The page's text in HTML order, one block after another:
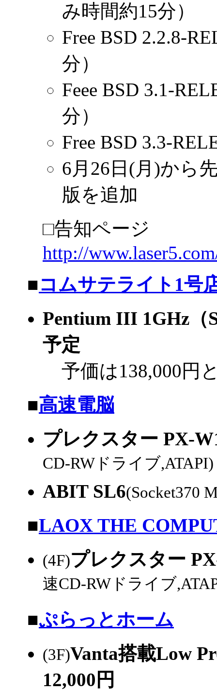
み時間約15分）
Free BSD 2.2.8-
分）
Feee BSD 3.1-
分）
Free BSD 3.3-
6月26日(月)から
版を追加
□告知ページ
http://
■コムサテライト1号
Pentium III 1GHz（
予定
予価は138,000円
■高速電脳
プレクスター PX-
CD-RWドライブ,ATAPI)
ABIT SL6(Socket370
■LAOX THE
(4F)プレクスター
速CD-RWドライブ
■ぷらっとホーム
(3F)Vanta搭載Low
12,000円